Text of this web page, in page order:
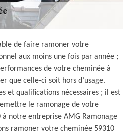
de faire ramoner votre
aux moins une fois par année ;
de votre cheminée à
que celle-ci soit hors d’usage.
et qualifications nécessaires ; il est
le ramonage de votre
à notre entreprise AMG Ramonage
ramoner votre cheminée 59310